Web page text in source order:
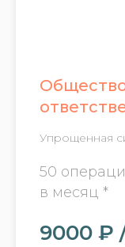
Упрощенная
50
в месяц *
9000 ₽